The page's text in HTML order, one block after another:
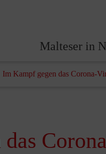
Malteser in
Im Kampf gegen das Corona-